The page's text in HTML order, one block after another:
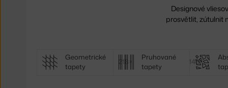
Designové
prosvětlit, zútulnit
Další
kategorie
Geometrické
tapety
218×
Pruhované
tapety
148×